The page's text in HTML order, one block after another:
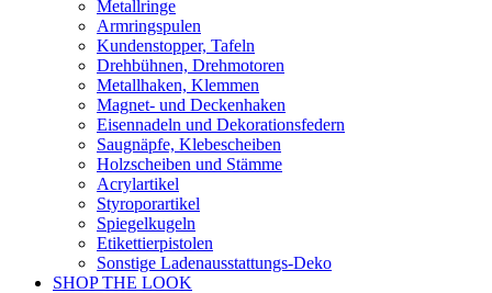
Metallringe
Armringspulen
Kundenstopper, Tafeln
Drehbühnen, Drehmotoren
Metallhaken, Klemmen
Magnet- und Deckenhaken
Eisennadeln und Dekorationsfedern
Saugnäpfe, Klebescheiben
Holzscheiben und Stämme
Acrylartikel
Styroporartikel
Spiegelkugeln
Etikettierpistolen
Sonstige Ladenausstattungs-Deko
SHOP THE LOOK